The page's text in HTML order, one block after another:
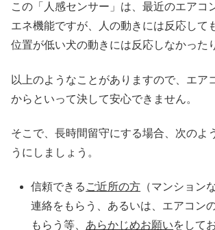
この「人感センサー」は、最近のエアコ
エネ機能ですが、人の動きには反応して
位置が低い犬の動きには反応しなかった
以上のようなことがありますので、エア
からといって決して安心できません。
そこで、長時間留守にする場合、次のよ
うにしましょう。
信頼できる ご近所の方 （マンション
連絡をもらう、あるいは、エアコン
もらう等、 あらかじめお願いをして